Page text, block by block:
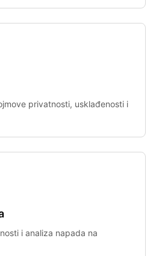
privatnosti, usklađenosti i
i analiza napada na